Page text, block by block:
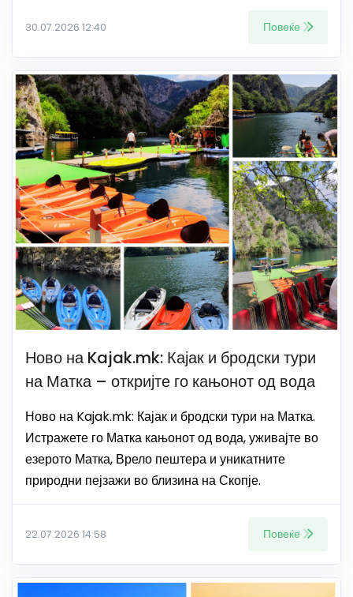
30.07.2026 12:40 Повеќе
Ново на Kajak.mk: Кајак и бродски тури
на Матка – откријте го кањонот од вода
Ново на Kajak.mk: Кајак и бродски тури на Матка.
Истражете го Матка кањонот од вода, уживајте во
езерото Матка, Врело пештера и уникатните
природни пејзажи во близина на Скопје.
22.07.2026 14:58 Повеќе